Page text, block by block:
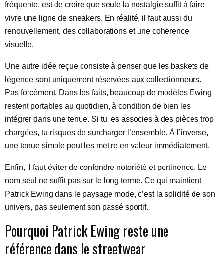
fréquente, est de croire que seule la nostalgie suffit à faire
vivre une ligne de sneakers. En réalité, il faut aussi du
renouvellement, des collaborations et une cohérence
visuelle.
Une autre idée reçue consiste à penser que les baskets de
légende sont uniquement réservées aux collectionneurs.
Pas forcément. Dans les faits, beaucoup de modèles Ewing
restent portables au quotidien, à condition de bien les
intégrer dans une tenue. Si tu les associes à des pièces trop
chargées, tu risques de surcharger l’ensemble. À l’inverse,
une tenue simple peut les mettre en valeur immédiatement.
Enfin, il faut éviter de confondre notoriété et pertinence. Le
nom seul ne suffit pas sur le long terme. Ce qui maintient
Patrick Ewing dans le paysage mode, c’est la solidité de son
univers, pas seulement son passé sportif.
Pourquoi Patrick Ewing reste une
référence dans le streetwear